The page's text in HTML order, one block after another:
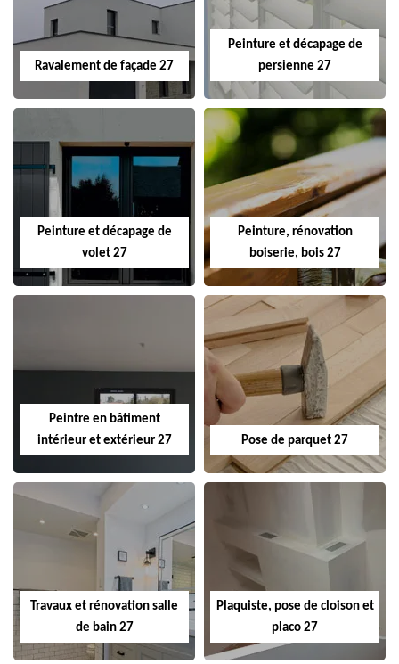
Ravalement de façade 27
Peinture et décapage de
persienne 27
Peinture et décapage de
volet 27
Peinture, rénovation
boiserie, bois 27
Peintre en bâtiment
intérieur et extérieur 27
Pose de parquet 27
Travaux et rénovation salle
de bain 27
Plaquiste, pose de cloison et
placo 27